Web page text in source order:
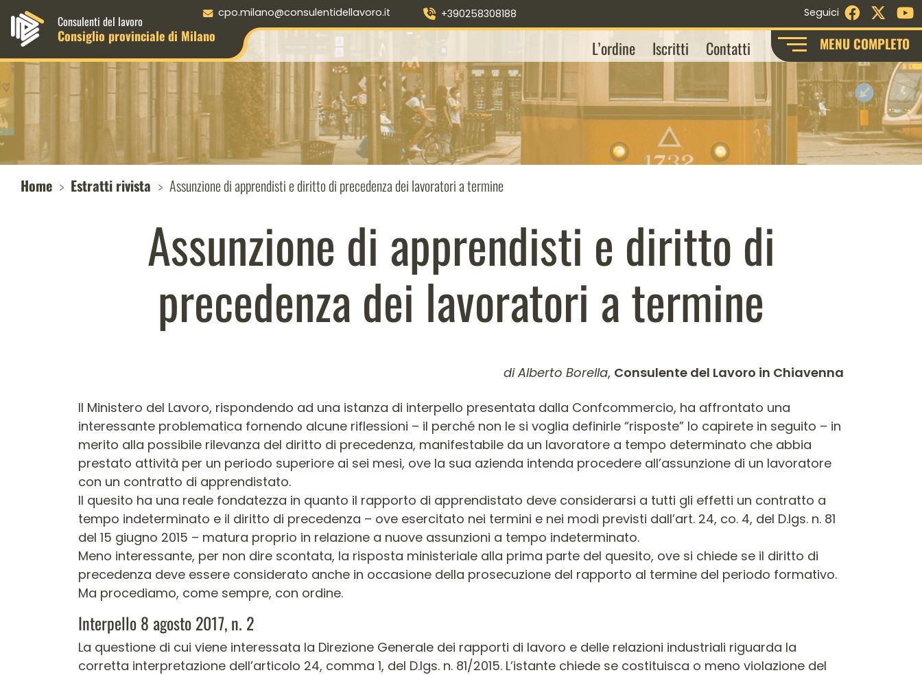
Menu principale desktop
Consulenti del lavoro
Consiglio provinciale di Milano
cpo.milano@consulentidellavoro.it +390258308188 Seguici Facebook
X -
L’ordine Iscritti Contatti MENU COMPLETO
Home Estratti rivista Assunzione di apprendisti e diritto di precedenza dei lavoratori a termine
Assunzione di apprendisti e diritto di
precedenza dei lavoratori a termine
di Alberto Borella, Consulente del Lavoro in Chiavenna
Contenuto dell'articolo
Il Ministero del Lavoro, rispondendo ad una istanza di interpello presentata dalla Confcommercio, ha affrontato una
interessante problematica fornendo alcune riflessioni – il perché non le si voglia definirle “risposte” lo capirete in seguito – in
merito alla possibile rilevanza del diritto di precedenza, manifestabile da un lavoratore a tempo determinato che abbia
prestato attività per un periodo superiore ai sei mesi, ove la sua azienda intenda procedere all’assunzione di un lavoratore
con un contratto di apprendistato.
Il quesito ha una reale fondatezza in quanto il rapporto di apprendistato deve considerarsi a tutti gli effetti un contratto a
tempo indeterminato e il diritto di precedenza – ove esercitato nei termini e nei modi previsti dall’art. 24, co. 4, del D.lgs. n. 81
del 15 giugno 2015 – matura proprio in relazione a nuove assunzioni a tempo indeterminato.
Meno interessante, per non dire scontata, la risposta ministeriale alla prima parte del quesito, ove si chiede se il diritto di
precedenza deve essere considerato anche in occasione della prosecuzione del rapporto al termine del periodo formativo.
Ma procediamo, come sempre, con ordine.
Interpello 8 agosto 2017, n. 2
La questione di cui viene interessata la Direzione Generale dei rapporti di lavoro e delle relazioni industriali riguarda la
corretta interpretazione dell’articolo 24, comma 1, del D.lgs. n. 81/2015. L’istante chiede se costituisca o meno violazione del